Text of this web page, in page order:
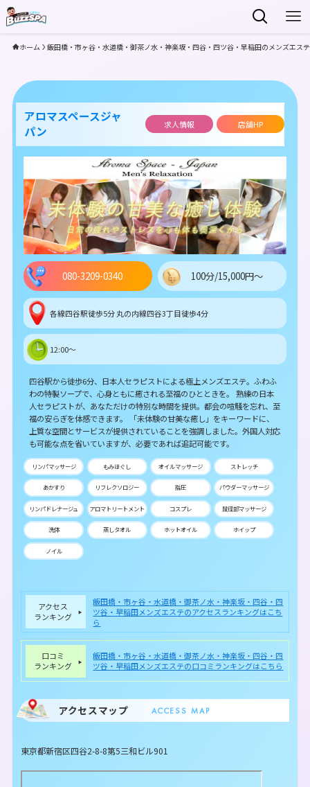
ホーム 飯田橋・市ヶ谷・水道橋・御茶ノ水・神楽坂・四谷・四ツ谷・早稲田のメンズエステ
アロマスペースジャ
パン
求人情報 店舗HP
080-3209-0340 100分/15,000円～
各線四谷駅徒歩5分 丸の内線四谷3丁目徒歩4分
12:00～
四谷駅から徒歩6分、日本人セラピストによる極上メンズエステ。ふわふ
わの特製ソープで、心身ともに癒される至福のひとときを。 熟練の日本
人セラピストが、あなただけの特別な時間を提供。都会の喧騒を忘れ、至
福の安らぎを体感できます。 「未体験の甘美な癒し」をキーワードに、
上質な空間とサービスが提供されていることを強調しました。外国人対応
も可能な点を省いていますが、必要であれば追記可能です。
リンパマッサージ もみほぐし オイルマッサージ ストレッチ
あかすり リフレクソロジー 指圧 パウダーマッサージ
リンパドレナージュ アロマトリートメント コスプレ 鼠径部マッサージ
洗体 蒸しタオル ホットオイル ホイップ
ノイル
アクセス
ランキング
飯田橋・市ヶ谷・水道橋・御茶ノ水・神楽坂・四谷・四
ツ谷・早稲田メンズエステのアクセスランキングはこち
ら
口コミ
ランキング
飯田橋・市ヶ谷・水道橋・御茶ノ水・神楽坂・四谷・四
ツ谷・早稲田メンズエステの口コミランキングはこちら
アクセスマップ ACCESS MAP
東京都新宿区四谷2-8-8第5三和ビル901